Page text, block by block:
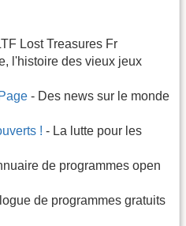
Lost Treasures Fr
l'histoire des vieux jeux
- Des news sur le monde
! - La lutte pour les
de programmes open
de programmes gratuits